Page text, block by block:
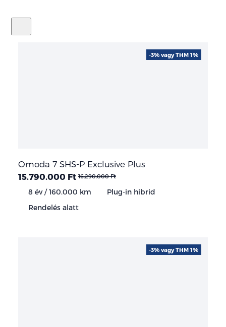
Omoda 7 SHS-P Exclusive Plus
15.790.000 Ft 16.290.000 Ft
8 év / 160.000 km
Plug-in hibrid
Rendelés alatt
-3% vagy THM 1%
-3% vagy THM 1%